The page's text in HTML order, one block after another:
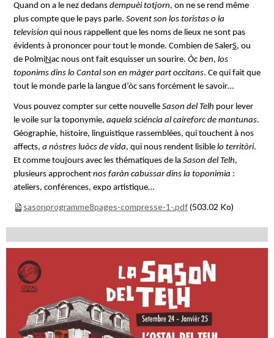
Quand on a le nez dedans dempuèi totjorn, on ne se rend même
plus compte que le pays parle. Sovent son los toristas o la
television qui nous rappellent que les noms de lieux ne sont pas
évidents à prononcer pour tout le monde. Combien de SalerS, ou
de PolmiNac nous ont fait esquisser un sourire. Òc ben, los
toponims dins lo Cantal son en màger part occitans. Ce qui fait que
tout le monde parle la langue d’òc sans forcément le savoir…
Vous pouvez compter sur cette nouvelle Sason del Telh pour lever
le voile sur la toponymie, aquela sciéncia al caireforc de mantunas.
Géographie, histoire, linguistique rassemblées, qui touchent à nos
affects, a nòstres luòcs de vida, qui nous rendent lisible lo territòri.
Et comme toujours avec les thématiques de la Sason del Telh,
plusieurs approchent nos faràn cabussar dins la toponimia :
ateliers, conférences, expo artistique…
sasonprogramme8pages-compresse-1-.pdf(503.02 Ko)